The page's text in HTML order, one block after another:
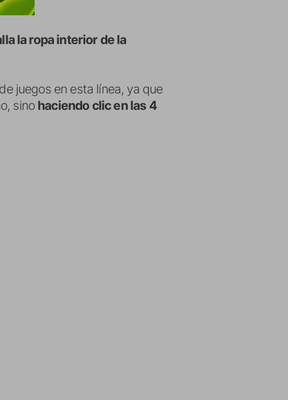
la ropa interior de la
juegos en esta línea, ya que
sino haciendo clic en las 4